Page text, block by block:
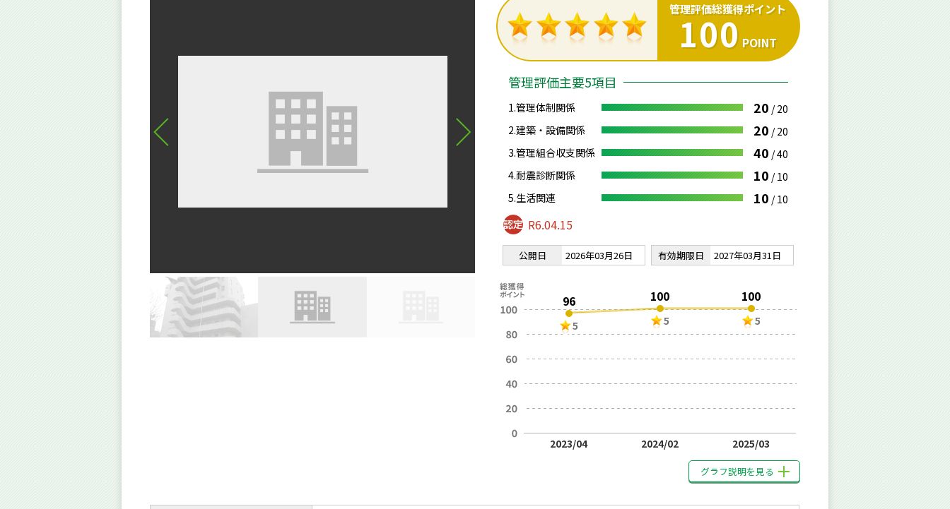
管理評価総獲得ポイント
100 POINT
管理評価主要5項目
1.管理体制関係 20 / 20
2.建築・設備関係
20 / 20
3.管理組合収支関係
40 /40
4.耐震診断関係
10 / 10
5.生活関連
10 / 10
R6.04.15
公開日 2026年03月26日 有効期限日 2027年03月31日
96
5
2023/04
100
5
2024/02
100
5
2025/03
グラフ説明を見る